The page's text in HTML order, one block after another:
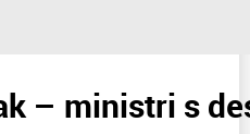
– ministri s